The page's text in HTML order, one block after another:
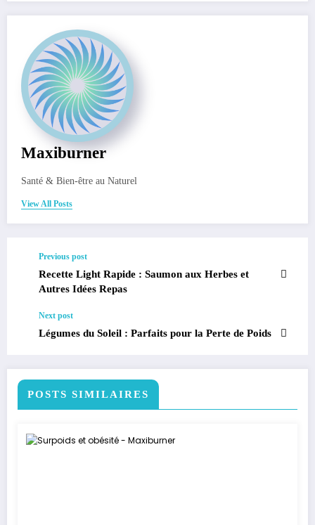
Maxiburner
Santé & Bien-être au Naturel
View All Posts
Previous post
Recette Light Rapide : Saumon aux Herbes et
Autres Idées Repas
Next post
Légumes du Soleil : Parfaits pour la Perte de Poids
POSTS SIMILAIRES